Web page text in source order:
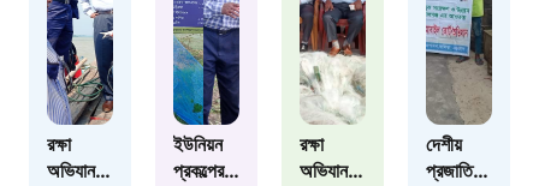
১০৯৮
শিশু সহায়তা লাইন
রক্ষা
অভিযান -
ইউনিয়ন
প্রকল্পের
রক্ষা
অভিযান -
দেশীয়
প্রজাতির